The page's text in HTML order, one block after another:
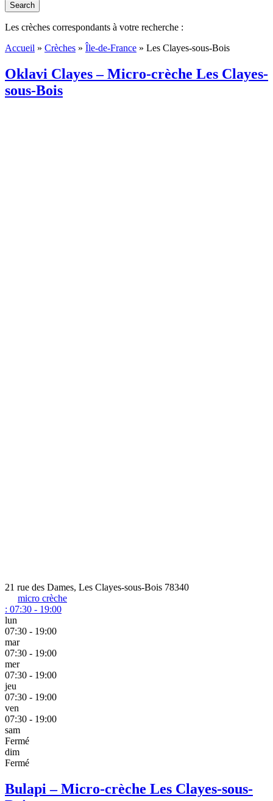
Search
Les crèches correspondants à votre recherche :
Accueil » Crèches » Île-de-France » Les Clayes-sous-Bois
Oklavi Clayes – Micro-crèche Les Clayes-
sous-Bois
21 rue des Dames, Les Clayes-sous-Bois 78340
micro crèche
: 07:30 - 19:00
lun
07:30 - 19:00
mar
07:30 - 19:00
mer
07:30 - 19:00
jeu
07:30 - 19:00
ven
07:30 - 19:00
sam
Fermé
dim
Fermé
Bulapi – Micro-crèche Les Clayes-sous-